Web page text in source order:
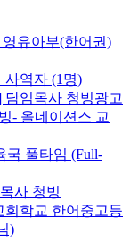
유아부(한어권)
사역자 (1명)
임목사 청빙광고
- 올네이션스 교
국 풀타임 (Full-
사 청빙
회학교 한어중고등
)